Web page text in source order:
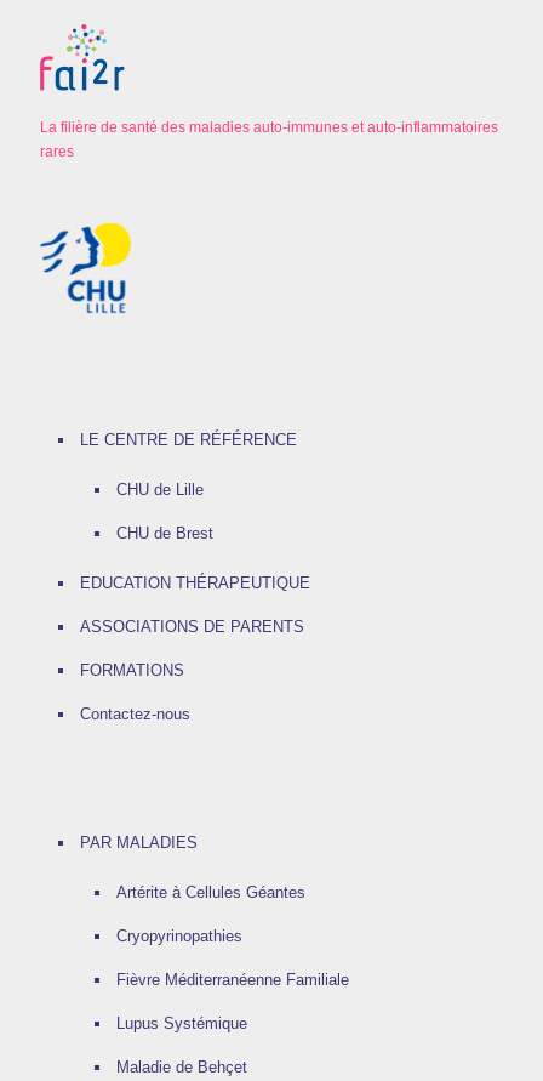
La filière de santé des maladies auto-immunes et auto-inflammatoires
rares
LE CENTRE DE RÉFÉRENCE
CHU de Lille
CHU de Brest
EDUCATION THÉRAPEUTIQUE
ASSOCIATIONS DE PARENTS
FORMATIONS
Contactez-nous
PAR MALADIES
Artérite à Cellules Géantes
Cryopyrinopathies
Fièvre Méditerranéenne Familiale
Lupus Systémique
Maladie de Behçet